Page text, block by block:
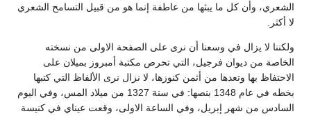
الشعري، وأن كل ما يبثها من عاطفة إنما هو من قبيل التسامح الشعري
لا أكثر.
ولكننا لا يزال في وسعنا أن نرى على الصفحة الاولى من نسخته
الخاصة من ديوان فرجيل، التي تحرص مكتبة أمبروز بميلان على
الاحتفاظ بها وتعدها من أثمن كنوزها، لا نزال نرى الألفاظ التي كتبها
بخطه في عام 1348 بنصها: في سنة 1327 من ميلاد المس، وفي اليوم
السادس من شهر إبريل، وفي الساعة الاولى، وقعت عيناي في كنيسة